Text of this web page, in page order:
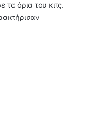
τα όρια του κιτς.